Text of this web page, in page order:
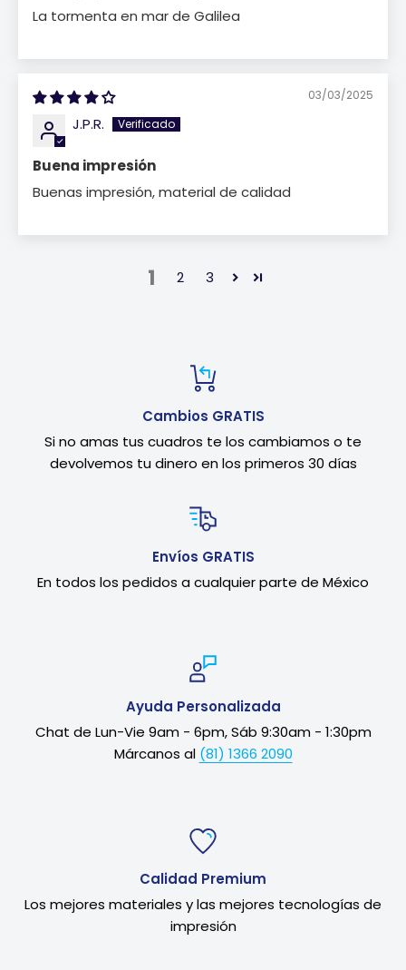
La tormenta en mar de Galilea
03/03/2025
J.P.R.
Buena impresión
Buenas impresión, material de calidad
1 2 3
Cambios GRATIS
Si no amas tus cuadros te los cambiamos o te
devolvemos tu dinero en los primeros 30 días
Envíos GRATIS
En todos los pedidos a cualquier parte de México
Ayuda Personalizada
Chat de Lun-Vie 9am - 6pm, Sáb 9:30am - 1:30pm
Márcanos al (81) 1366 2090
Calidad Premium
Los mejores materiales y las mejores tecnologías de
impresión